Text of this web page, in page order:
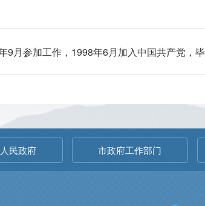
月参加工作，1998年6月加入中国共产党，
民政府 市政府工作部门